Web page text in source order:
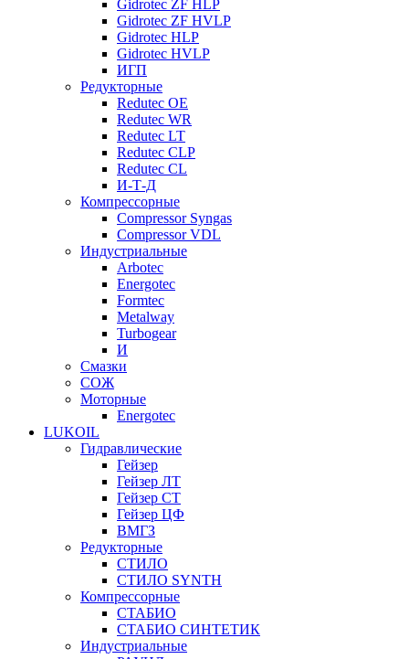
Gidrotec ZF HLP
Gidrotec ZF HVLP
Gidrotec HLP
Gidrotec HVLP
ИГП
Редукторные
Redutec OE
Redutec WR
Redutec LT
Redutec CLP
Redutec CL
И-Т-Д
Компрессорные
Compressor Syngas
Compressor VDL
Индустриальные
Arbotec
Energotec
Formtec
Metalway
Turbogear
И
Смазки
СОЖ
Моторные
Energotec
LUKOIL
Гидравлические
Гейзер
Гейзер ЛТ
Гейзер СТ
Гейзер ЦФ
ВМГЗ
Редукторные
СТИЛО
СТИЛО SYNTH
Компрессорные
СТАБИО
СТАБИО СИНТЕТИК
Индустриальные